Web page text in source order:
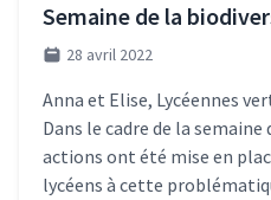
Semaine de la
28 avril 2022
Anna et Elise, Lycéennes
Dans le cadre de la
actions ont été mise en
lycéens à cette